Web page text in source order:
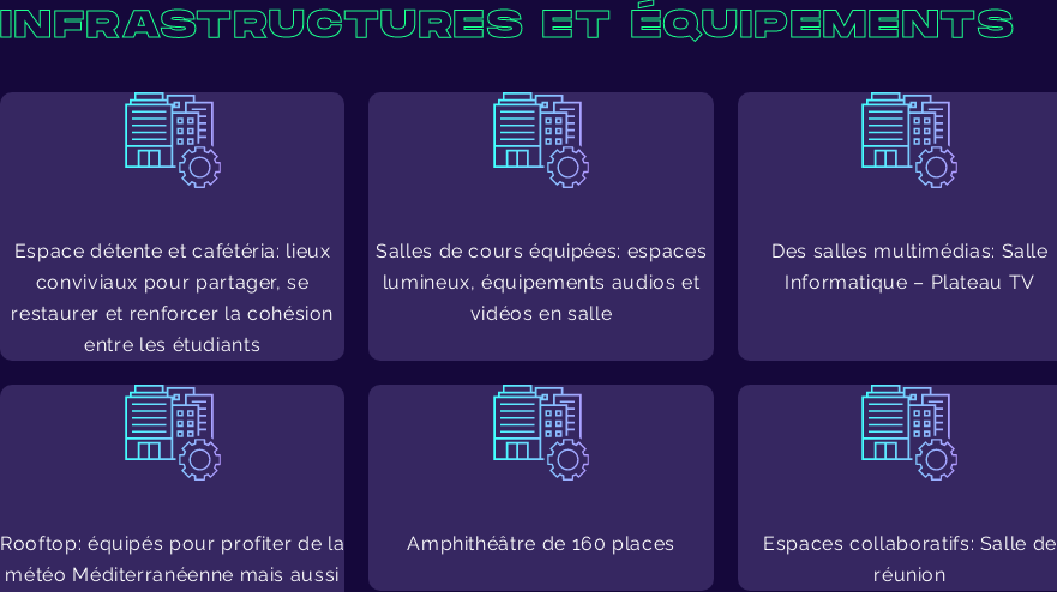
INFRASTRUCTURES ET ÉQUIPEMENTS
Espace détente et cafétéria: lieux
conviviaux pour partager, se
restaurer et renforcer la cohésion
entre les étudiants
Rooftop: équipés pour profiter de la
météo Méditerranéenne mais aussi
Salles de cours équipées: espaces
lumineux, équipements audios et
vidéos en salle
Amphithéâtre de 160 places
Des salles multimédias: Salle
Informatique – Plateau TV
Espaces collaboratifs: Salle de
réunion